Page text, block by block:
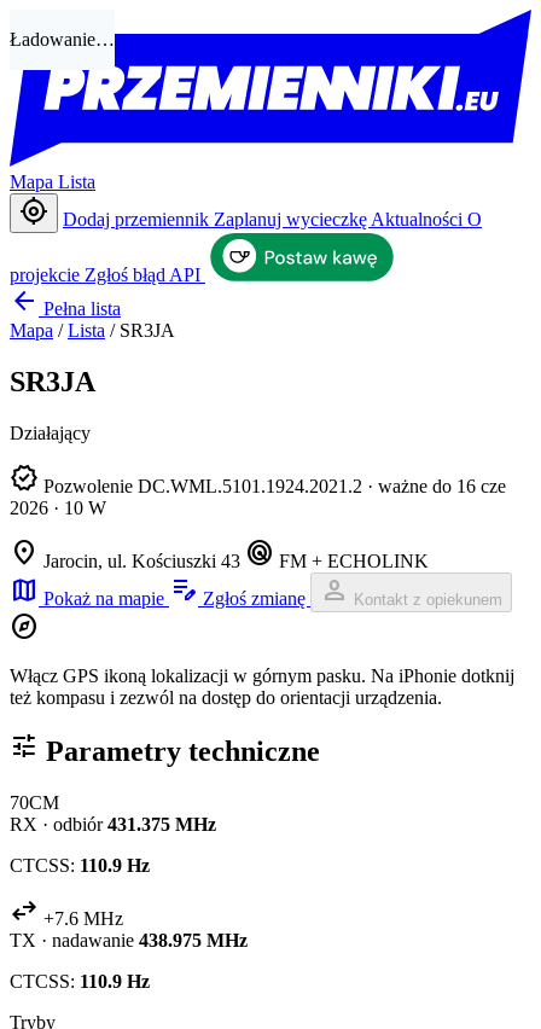
Ładowanie…
Mapa Lista
my_location Dodaj przemiennik Zaplanuj wycieczkę Aktualności O
projekcie Zgłoś błąd API
arrow_back Pełna lista
Mapa / Lista / SR3JA
SR3JA
Działający
verified Pozwolenie DC.WML.5101.1924.2021.2 · ważne do 16 cze
2026 · 10 W
location_on Jarocin, ul. Kościuszki 43 radar FM + ECHOLINK
map Pokaż na mapie edit_note Zgłoś zmianę person Kontakt z opiekunem
explore
Włącz GPS ikoną lokalizacji w górnym pasku. Na iPhonie dotknij
też kompasu i zezwól na dostęp do orientacji urządzenia.
tune Parametry techniczne
70CM
RX · odbiór 431.375 MHz
CTCSS: 110.9 Hz
swap_horiz +7.6 MHz
TX · nadawanie 438.975 MHz
CTCSS: 110.9 Hz
Tryby